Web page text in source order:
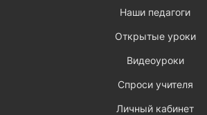
Наши педагоги
Открытые уроки
Видеоуроки
Спроси учителя
Личный кабинет